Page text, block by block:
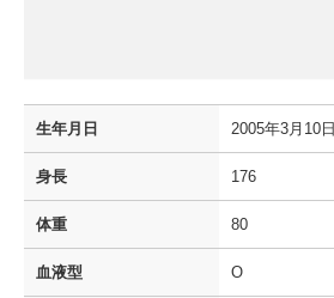
生年月日 2005年3月10日
身長 176
体重 80
血液型 O